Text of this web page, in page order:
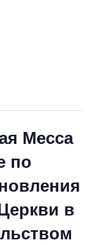
Месса
по
в